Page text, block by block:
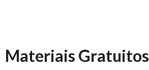
Materiais Gratuitos